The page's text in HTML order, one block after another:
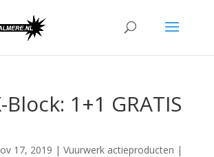
Block: 1+1 GRATIS
17, 2019 | Vuurwerk actieproducten |